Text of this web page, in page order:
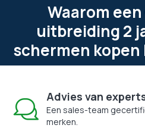
Waarom
uitbreiding 2
schermen kopen
Advies van
Een sales-team
merken.